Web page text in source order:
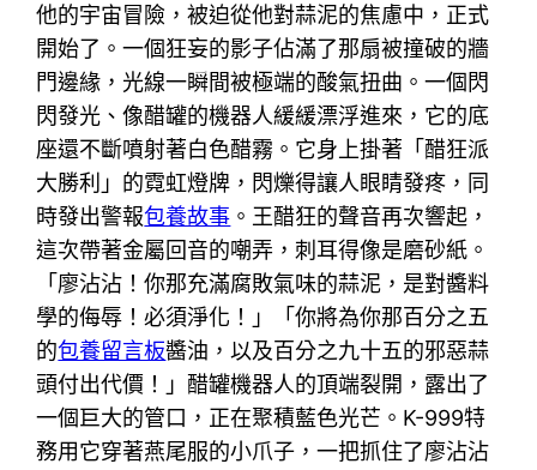
他的宇宙冒險，被迫從他對蒜泥的焦慮中，正式
開始了。一個狂妄的影子佔滿了那扇被撞破的牆
門邊緣，光線一瞬間被極端的酸氣扭曲。一個閃
閃發光、像醋罐的機器人緩緩漂浮進來，它的底
座還不斷噴射著白色醋霧。它身上掛著「醋狂派
大勝利」的霓虹燈牌，閃爍得讓人眼睛發疼，同
時發出警報包養故事 。王醋狂的聲音再次響起，
這次帶著金屬回音的嘲弄，刺耳得像是磨砂紙。
「廖沾沾！你那充滿腐敗氣味的蒜泥，是對醬料
學的侮辱！必須淨化！」「你將為你那百分之五
的包養留言板醬油，以及百分之九十五的邪惡蒜
頭付出代價！」醋罐機器人的頂端裂開，露出了
一個巨大的管口，正在聚積藍色光芒。K-999特
務用它穿著燕尾服的小爪子，一把抓住了廖沾沾